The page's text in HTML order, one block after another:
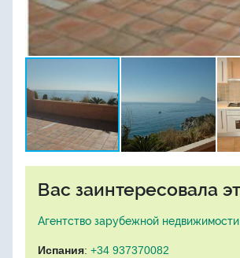
Вас заинтересовала
Агентство зарубежной
Испания: +34 937370082